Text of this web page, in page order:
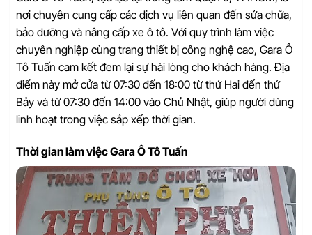
nơi chuyên cung cấp các dịch vụ liên quan đến sửa chữa,
bảo dưỡng và nâng cấp xe ô tô. Với quy trình làm việc
chuyên nghiệp cùng trang thiết bị công nghệ cao, Gara Ô
Tô Tuấn cam kết đem lại sự hài lòng cho khách hàng. Địa
điểm này mở cửa từ 07:30 đến 18:00 từ thứ Hai đến thứ
Bảy và từ 07:30 đến 14:00 vào Chủ Nhật, giúp người dùng
linh hoạt trong việc sắp xếp thời gian.
Thời gian làm việc Gara Ô Tô Tuấn